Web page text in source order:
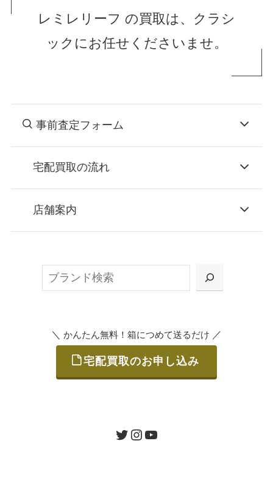
レミレリーフ の買取は、クラシ
ックにお任せくださいませ。
事前査定フォーム
宅配買取の流れ
お申込み
または梱包材不要の「集荷申込」からお選び
ご発送
店舗案内
＼ かんたん無料！箱につめて送るだけ ／
宅配買取のお申し込み
ツイッターインスタグラムユーチューブ